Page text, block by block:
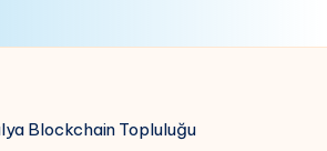
Blockchain Topluluğu